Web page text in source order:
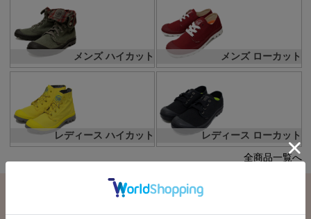
メンズ ハイカット メンズ ローカット
レディース ハイカット
レディース ローカット
全商品一覧へ